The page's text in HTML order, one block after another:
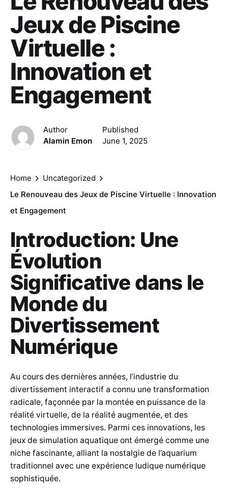
Jeux de Piscine
Virtuelle :
Innovation et
Engagement
Author
Alamin Emon
Published
June 1, 2025
Home
Uncategorized
Le Renouveau des Jeux de Piscine Virtuelle : Innovation
et Engagement
Introduction: Une
Évolution
Significative dans le
Monde du
Divertissement
Numérique
Au cours des dernières années, l’industrie du
divertissement interactif a connu une transformation
radicale, façonnée par la montée en puissance de la
réalité virtuelle, de la réalité augmentée, et des
technologies immersives. Parmi ces innovations, les
jeux de simulation aquatique ont émergé comme une
niche fascinante, alliant la nostalgie de l’aquarium
traditionnel avec une expérience ludique numérique
sophistiquée.